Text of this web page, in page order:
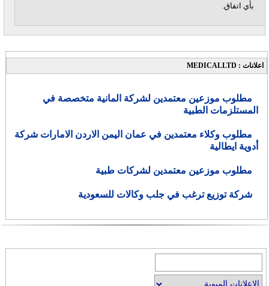
بأي اتفاق.
اعلانات : MEDICALLTD
مطلوب موزعين معتمدين لشركة المانية متخصصة في
المستلزمات الطبية
مطلوب وكلاء معتمدين في عمان اليمن الاردن الامارات شركة
أدوية ايطالية
مطلوب موزعين معتمدين لشركات طبية
شركة توزيع ترغب في جلب وكالات للسعودية